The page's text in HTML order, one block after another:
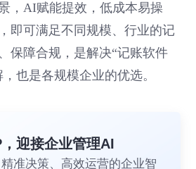
，AI赋能提效，低成本易操
即可满足不同规模、行业的记
保障合规，是解决“记账软件
也是各规模企业的优选。
迎接企业管理AI
准决策、高效运营的企业智